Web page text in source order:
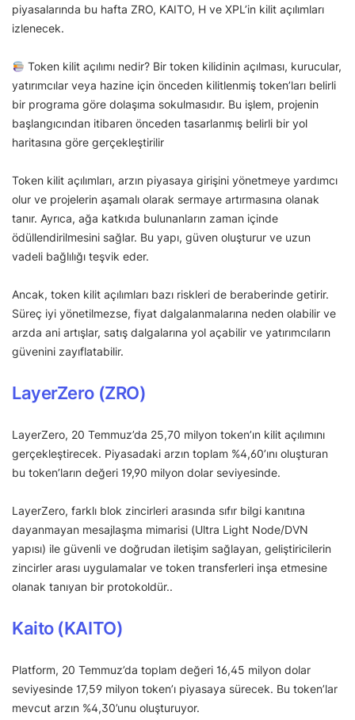
piyasalarında bu hafta ZRO, KAITO, H ve XPL’in kilit açılımları
izlenecek.
Token kilit açılımı nedir? Bir token kilidinin açılması, kurucular,
yatırımcılar veya hazine için önceden kilitlenmiş token’ları belirli
bir programa göre dolaşıma sokulmasıdır. Bu işlem, projenin
başlangıcından itibaren önceden tasarlanmış belirli bir yol
haritasına göre gerçekleştirilir
Token kilit açılımları, arzın piyasaya girişini yönetmeye yardımcı
olur ve projelerin aşamalı olarak sermaye artırmasına olanak
tanır. Ayrıca, ağa katkıda bulunanların zaman içinde
ödüllendirilmesini sağlar. Bu yapı, güven oluşturur ve uzun
vadeli bağlılığı teşvik eder.
Ancak, token kilit açılımları bazı riskleri de beraberinde getirir.
Süreç iyi yönetilmezse, fiyat dalgalanmalarına neden olabilir ve
arzda ani artışlar, satış dalgalarına yol açabilir ve yatırımcıların
güvenini zayıflatabilir.
LayerZero (ZRO)
LayerZero, 20 Temmuz’da 25,70 milyon token’ın kilit açılımını
gerçekleştirecek. Piyasadaki arzın toplam %4,60’ını oluşturan
bu token’ların değeri 19,90 milyon dolar seviyesinde.
LayerZero, farklı blok zincirleri arasında sıfır bilgi kanıtına
dayanmayan mesajlaşma mimarisi (Ultra Light Node/DVN
yapısı) ile güvenli ve doğrudan iletişim sağlayan, geliştiricilerin
zincirler arası uygulamalar ve token transferleri inşa etmesine
olanak tanıyan bir protokoldür..
Kaito (KAITO)
Platform, 20 Temmuz’da toplam değeri 16,45 milyon dolar
seviyesinde 17,59 milyon token’ı piyasaya sürecek. Bu token’lar
mevcut arzın %4,30’unu oluşturuyor.